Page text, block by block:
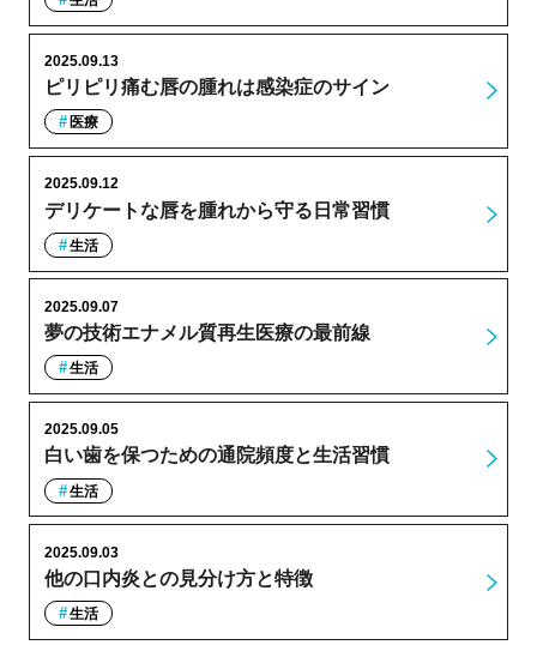
ピリピリ痛む唇の腫れは感染症のサイン
2025.09.13
医療
デリケートな唇を腫れから守る日常習慣
2025.09.12
生活
夢の技術エナメル質再生医療の最前線
2025.09.07
生活
白い歯を保つための通院頻度と生活習慣
2025.09.05
生活
他の口内炎との見分け方と特徴
2025.09.03
生活